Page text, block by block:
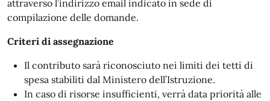
attraverso l’indirizzo email indicato in sede di
compilazione delle domande.
Criteri di assegnazione
Il contributo sarà riconosciuto nei limiti dei tetti di
spesa stabiliti dal Ministero dell’Istruzione.
In caso di risorse insufficienti, verrà data priorità alle